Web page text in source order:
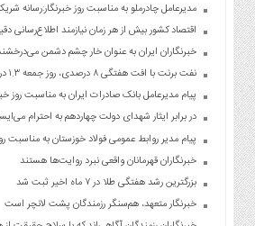
مدیرعامل چادرملو به مناسبت روز خبرنگار:رسانه
اقتصاد کشور بیش از هر زمان نیازمند اطلاع‌رسانی
خبرنگاران ایران به عنوان خار چشم دشمن
نفت برنت با افت هفتگی ۸ درصدی، روز جمعه ۱.۳ درصد رشد کرد
پیام مدیرعامل بانک صادرات ایران به مناسبت روز
در برابر ایثار شهدای دولت چهاردهم به احترام
پیام مدیر روابط عمومی فولاد خوزستان به مناسبت
خبرنگاران قهرمانان واقعی نبرد روایت‌ها هستند
بزرگترین رشد هفتگی طلا در ۷ ماه اخیر ثبت شد
خبرنگار متعهد، هم‌سنگر رزمندگان پشت لانچر است